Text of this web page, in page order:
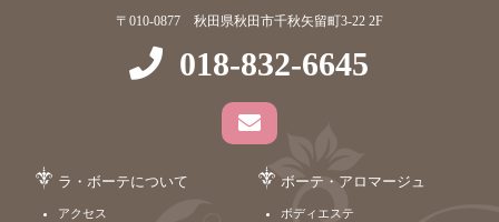
〒010-0877 秋田県秋田市千秋矢留町3-22 2F
018-832-6645
ラ・ボーテについて
アクセス
ボーテ・アロマージュ
ボディエステ